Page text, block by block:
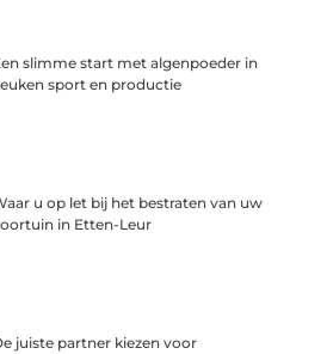
slimme start met algenpoeder in
sport en productie
u op let bij het bestraten van uw
in Etten-Leur
juiste partner kiezen voor